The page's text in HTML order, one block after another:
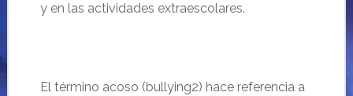
y en las actividades extraescolares.
El término acoso (bullying2) hace referencia a